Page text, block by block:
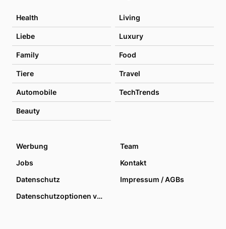
Health Living
Liebe Luxury
Family Food
Tiere Travel
Automobile TechTrends
Beauty
Werbung
Team
Jobs
Kontakt
Datenschutz
Impressum / AGBs
Datenschutzoptionen verwalten